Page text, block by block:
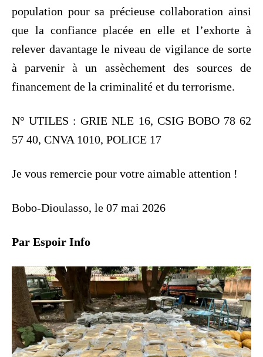
population pour sa précieuse collaboration ainsi
que la confiance placée en elle et l’exhorte à
relever davantage le niveau de vigilance de sorte
à parvenir à un assèchement des sources de
financement de la criminalité et du terrorisme.
N° UTILES : GRIE NLE 16, CSIG BOBO 78 62
57 40, CNVA 1010, POLICE 17
Je vous remercie pour votre aimable attention !
Bobo-Dioulasso, le 07 mai 2026
Par Espoir Info